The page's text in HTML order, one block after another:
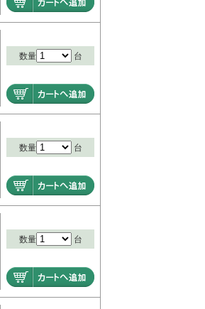
数量 台
数量 台
数量 台